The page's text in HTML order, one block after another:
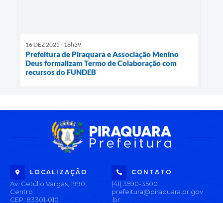
16 DEZ 2025 - 16h39
Prefeitura de Piraquara e Associação Menino
Deus formalizam Termo de Colaboração com
recursos do FUNDEB
LOCALIZAÇÃO
Av. Getúlio Vargas, 1990,
Centro
CEP: 83301-010
CONTATO
(41) 3590-3500
prefeitura@piraquara.pr.gov
.br